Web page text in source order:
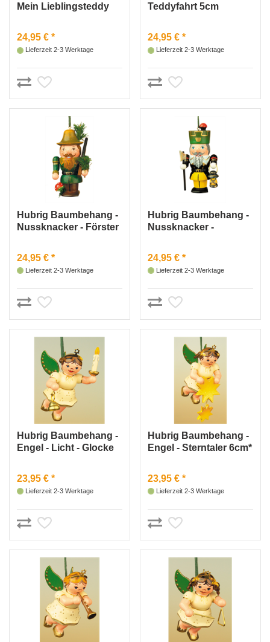
Mein Lieblingsteddy
24,95 € *
Lieferzeit 2-3 Werktage
Teddyfahrt 5cm
24,95 € *
Lieferzeit 2-3 Werktage
Hubrig Baumbehang -
Nussknacker - Förster
24,95 € *
Lieferzeit 2-3 Werktage
Hubrig Baumbehang -
Nussknacker -
24,95 € *
Lieferzeit 2-3 Werktage
Hubrig Baumbehang -
Engel - Licht - Glocke
23,95 € *
Lieferzeit 2-3 Werktage
Hubrig Baumbehang -
Engel - Sterntaler 6cm*
23,95 € *
Lieferzeit 2-3 Werktage